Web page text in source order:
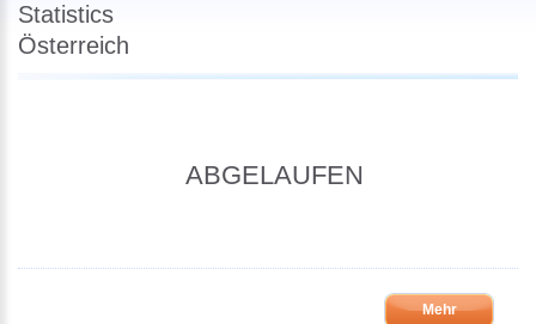
Statistics
Österreich
ABGELAUFEN
Mehr